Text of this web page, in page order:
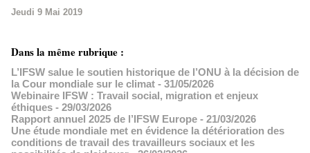
Jeudi 9 Mai 2019
Dans la même rubrique :
L’IFSW salue le soutien historique de l’ONU à la décision de
la Cour mondiale sur le climat - 31/05/2026
Webinaire IFSW : Travail social, migration et enjeux
éthiques - 29/03/2026
Rapport annuel 2025 de l’IFSW Europe - 21/03/2026
Une étude mondiale met en évidence la détérioration des
conditions de travail des travailleurs sociaux et les